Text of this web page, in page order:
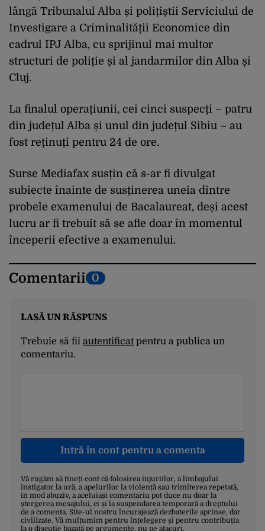
lângă Tribunalul Alba și polițiștii Serviciului de
Investigare a Criminalității Economice din
cadrul IPJ Alba, cu sprijinul mai multor
structuri de poliție și al jandarmilor din Alba și
Cluj.
La finalul operațiunii, cei cinci suspecți – patru
din județul Alba și unul din județul Sibiu – au
fost reținuți pentru 24 de ore.
Surse Mediafax susțin că s-ar fi divulgat
subiecte înainte de susținerea uneia dintre
probele examenului de Bacalaureat, deși acest
lucru ar fi trebuit să se afle doar în momentul
începerii efective a examenului.
Comentarii 0
LASĂ UN RĂSPUNS
Trebuie să fii autentificatpentru a publica un
comentariu.
Intră în cont pentru a comenta
Vă rugăm să țineți cont că folosirea injuriilor, a limbajului
instigator la ură, a apelurilor la violență sau trimiterea repetată,
în mod abuziv, a aceluiași comentariu pot duce nu doar la
ștergerea mesajului, ci și la suspendarea temporară a dreptului
de a comenta. Site-ul nostru încurajează dezbaterile aprinse, dar
civilizate. Vă mulțumim pentru înțelegere și pentru contribuția
la o discuție bazată pe argumente, nu pe atacuri.